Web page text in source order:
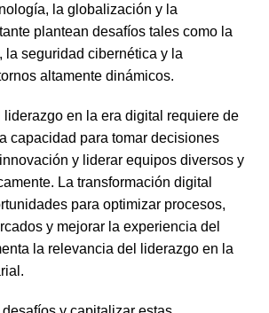
la globalización y la
plantean desafíos tales como la
la seguridad cibernética y la
altamente dinámicos.
liderazgo en la era digital requiere de
capacidad para tomar decisiones
y liderar equipos diversos y
La transformación digital
para optimizar procesos,
y mejorar la experiencia del
la relevancia del liderazgo en la